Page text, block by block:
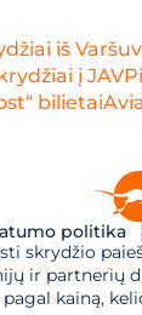
iš
į JAV
bilietai
politika
skrydžio
ir partnerių
kainą,